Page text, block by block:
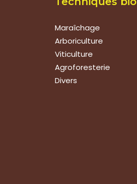
Maraîchage
Arboriculture
Viticulture
Agroforesterie
Divers